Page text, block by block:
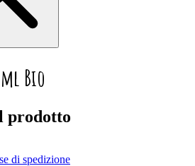
Bio
prodotto
di spedizione